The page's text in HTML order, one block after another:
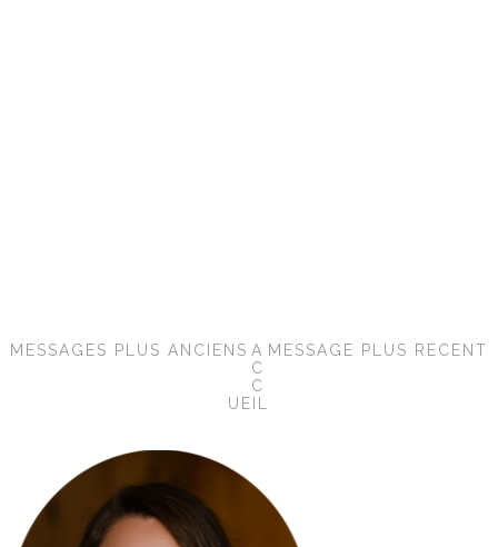
MESSAGE PLUS RÉCENT
MESSAGES PLUS ANCIENS A
C
C
UEIL